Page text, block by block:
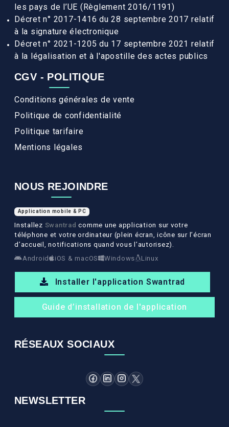
les pays de l’UE (Règlement 2016/1191)
Décret n° 2017-1416 du 28 septembre 2017 relatif
à la signature électronique
Décret n° 2021-1205 du 17 septembre 2021 relatif
à la légalisation et à l'apostille des actes publics
CGV - POLITIQUE
Conditions générales de vente
Politique de confidentialité
Politique tarifaire
Mentions légales
NOUS REJOINDRE
Application mobile & PC
Installez Swantrad comme une application sur votre
téléphone et votre ordinateur (plein écran, icône sur l’écran
d’accueil, notifications quand vous l’autorisez).
Android
iOS & macOS Windows Linux
Installer l'application Swantrad
Guide d’installation de l'application
RÉSEAUX SOCIAUX
NEWSLETTER